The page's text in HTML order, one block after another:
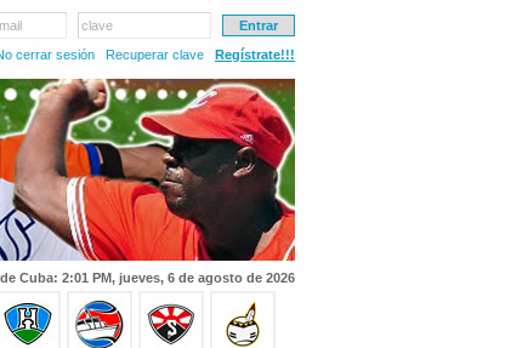
clave
cerrar sesión
Recuperar clave Regístrate!!!
Cuba: 2:01 PM, jueves, 6 de agosto de 2026